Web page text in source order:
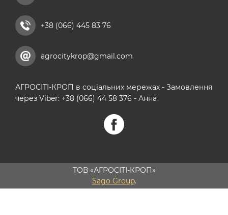
+38 (066) 445 83 76
agrocitykrop@gmail.com
АГРОСІТІ-КРОП в соціальних мережах - Замовлення
через Viber: +38 (066) 44 58 376 - Анна
ТОВ «АГРОСІТІ-КРОП»
Sago Group.